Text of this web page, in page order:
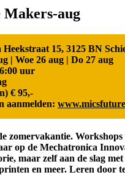
aug
15, 3125 BN
| Woe 26 aug | Do 27 aug
uur
€ 95,-
aanmelden:
zomervakantie.
op de Mechatronica
maar zelf aan de slag
en meer. Leren door